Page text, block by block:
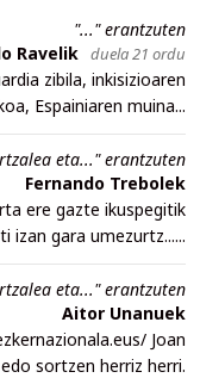
"..." erantzuten
Ravelik duela 21 ordu
zibila, inkisizioaren
Espainiaren muina...
eta..." erantzuten
Fernando Trebolek
ere gazte ikuspegitik
izan gara umezurtz......
eta..." erantzuten
Aitor Unanuek
Joan
sortzen herriz herri.